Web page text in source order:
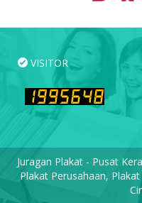
VISITOR
Juragan Plakat - Pusat
Plakat Perusahaan,